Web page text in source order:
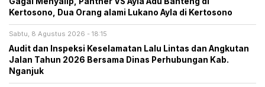
Kertosono, Dua Orang alami Lukano Ayla di Kertosono
Sabtu, 8 Agustus 2026 - 18:15
Audit dan Inspeksi Keselamatan Lalu Lintas dan Angkutan
Jalan Tahun 2026 Bersama Dinas Perhubungan Kab.
Nganjuk